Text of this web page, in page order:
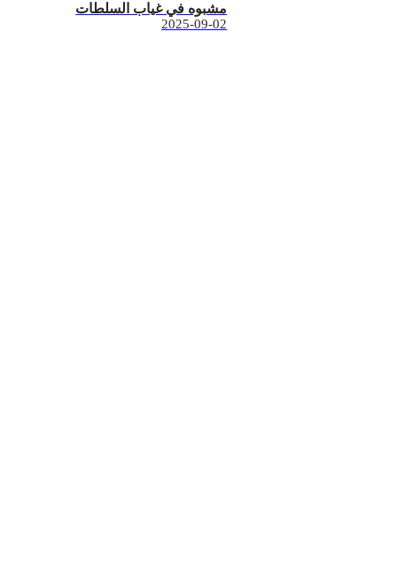
مشبوه في غياب السلطات
2025-09-02